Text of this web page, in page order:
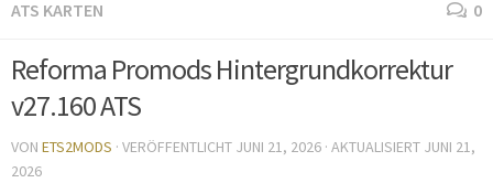
ATS KARTEN 0
Reforma Promods Hintergrundkorrektur
v27.160 ATS
VON ETS2MODS · VERÖFFENTLICHT JUNI 21, 2026 · AKTUALISIERT JUNI 21,
2026